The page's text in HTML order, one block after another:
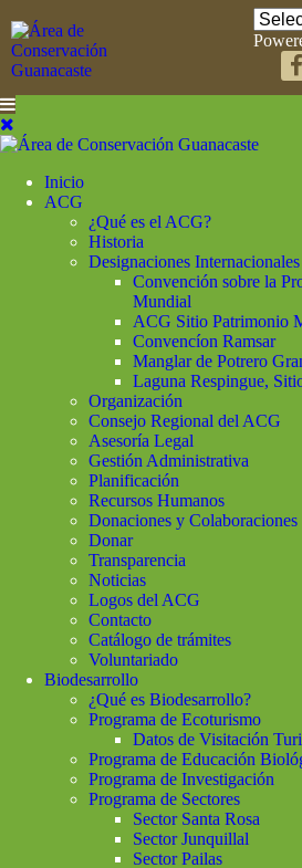
Inicio
ACG
¿Qué es el ACG?
Historia
Designaciones Internacionales
Convención sobre la
Mundial
ACG Sitio Patrimonio
Convencíon Ramsar
Manglar de Potrero
Laguna Respingue,
Organización
Consejo Regional del ACG
Asesoría Legal
Gestión Administrativa
Planificación
Recursos Humanos
Donaciones y Colaboraciones
Donar
Transparencia
Noticias
Logos del ACG
Contacto
Catálogo de trámites
Voluntariado
Biodesarrollo
¿Qué es Biodesarrollo?
Programa de Ecoturismo
Datos de Visitación
Programa de Educación
Programa de Investigación
Programa de Sectores
Sector Santa Rosa
Sector Junquillal
Sector Pailas